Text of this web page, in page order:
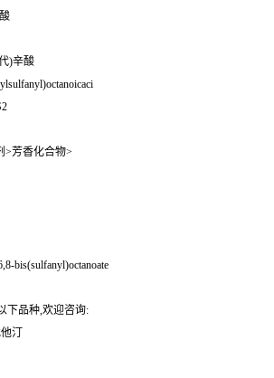
)辛酸
>芳香化合物>
bis(sulfanyl)octanoate
下品种,欢迎咨询:
汀